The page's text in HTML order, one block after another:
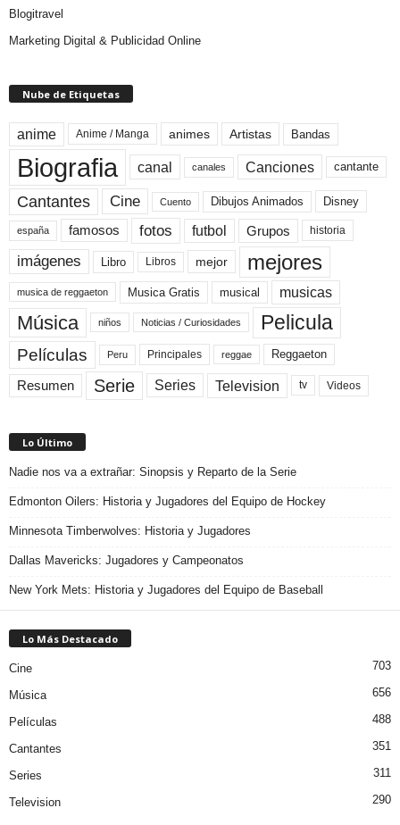
Blogitravel
Marketing Digital & Publicidad Online
Nube de Etiquetas
anime Anime / Manga animes Artistas Bandas
Biografia canal canales Canciones cantante
Cantantes Cine Cuento Dibujos Animados Disney
españa famosos fotos futbol Grupos historia
imágenes Libro Libros mejor mejores
musica de reggaeton Musica Gratis musical musicas
Música niños Noticias / Curiosidades Pelicula
Películas Peru Principales reggae Reggaeton
Resumen Serie Series Television tv Videos
Lo Último
Nadie nos va a extrañar: Sinopsis y Reparto de la Serie
Edmonton Oilers: Historia y Jugadores del Equipo de Hockey
Minnesota Timberwolves: Historia y Jugadores
Dallas Mavericks: Jugadores y Campeonatos
New York Mets: Historia y Jugadores del Equipo de Baseball
Lo Más Destacado
Cine 703
Música 656
Películas 488
Cantantes 351
Series 311
Television 290